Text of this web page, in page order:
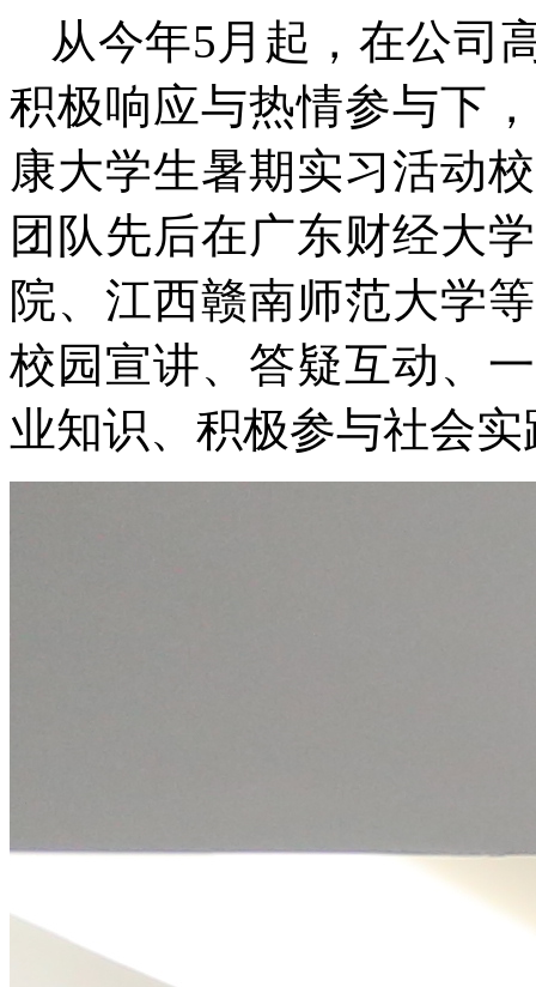
从今年5月起，在公司
积极响应与热情参与下
康大学生暑期实习活动
团队先后在广东财经大
院、江西赣南师范大学
校园宣讲、答疑互动、
业知识、积极参与社会